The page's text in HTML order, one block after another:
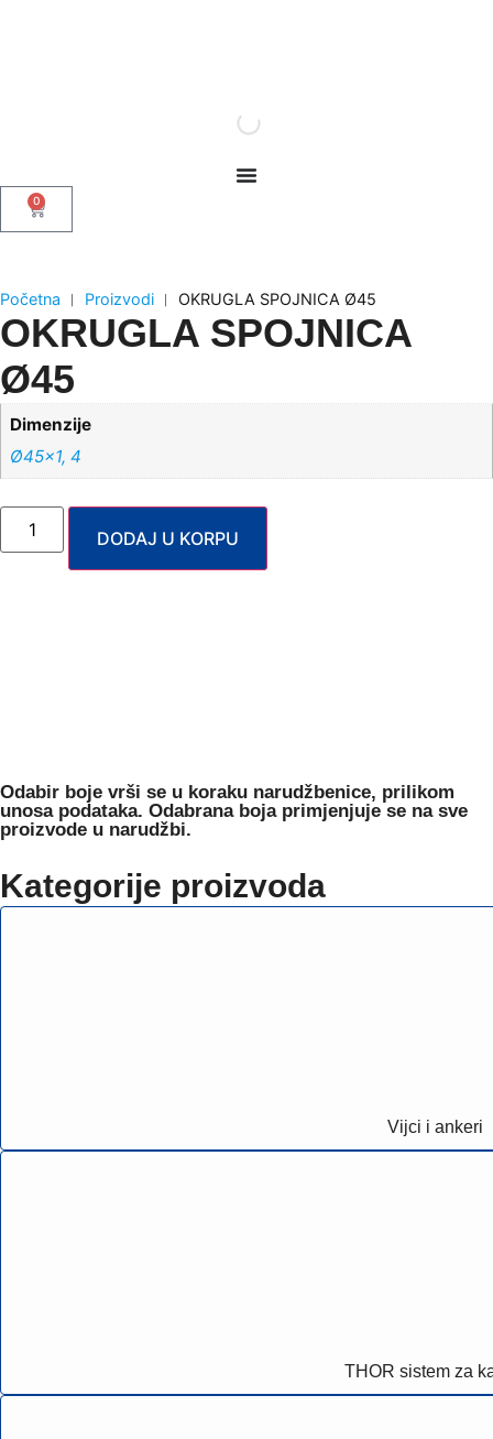
0
Početna ︱ Proizvodi ︱ OKRUGLA SPOJNICA Ø45
OKRUGLA SPOJNICA
Ø45
Dimenzije
Ø45×1, 4
DODAJ U KORPU
Odabir boje vrši se u koraku narudžbenice, prilikom
unosa podataka. Odabrana boja primjenjuje se na sve
proizvode u narudžbi.
Kategorije proizvoda
Vijci i ankeri
THOR sistem za